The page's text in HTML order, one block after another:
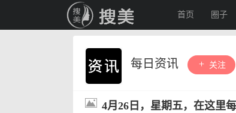
首页 圈子
每日资讯 关注
4月26日，星期五，在这里